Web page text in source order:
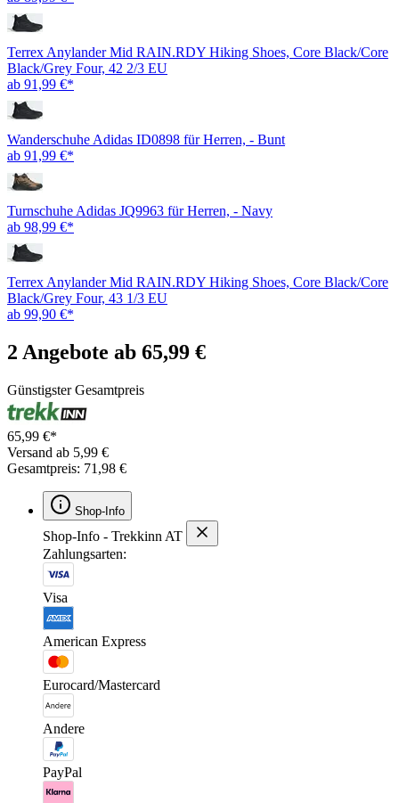
Terrex Anylander Mid RAIN.RDY Hiking Shoes, Core Black/Core
Black/Grey Four, 42 2/3 EU
ab 91,99 €*
Wanderschuhe Adidas ID0898 für Herren, - Bunt
ab 91,99 €*
Turnschuhe Adidas JQ9963 für Herren, - Navy
ab 98,99 €*
Terrex Anylander Mid RAIN.RDY Hiking Shoes, Core Black/Core
Black/Grey Four, 43 1/3 EU
ab 99,90 €*
2 Angebote ab 65,99 €
Günstigster Gesamtpreis
65,99 €*
Versand ab 5,99 €
Gesamtpreis: 71,98 €
Shop-Info
Shop-Info - Trekkinn AT
Zahlungsarten:
Visa
American Express
Eurocard/Mastercard
Andere
PayPal